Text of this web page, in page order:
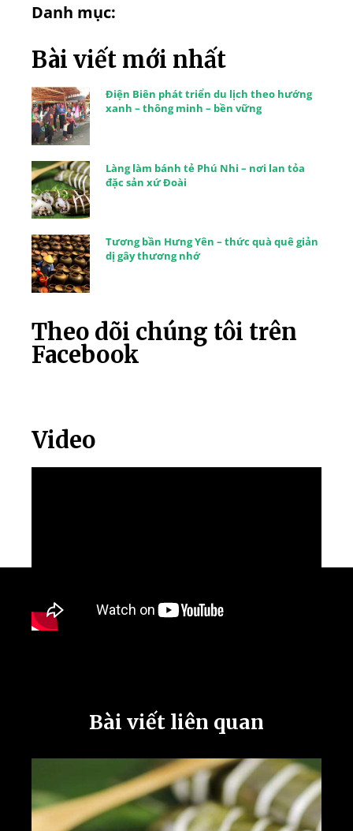
Danh mục:
Bài viết mới nhất
Điện Biên phát triển du lịch theo hướng
xanh – thông minh – bền vững
Làng làm bánh tẻ Phú Nhi – nơi lan tỏa
đặc sản xứ Đoài
Tương bần Hưng Yên – thức quà quê giản
dị gây thương nhớ
Theo dõi chúng tôi trên
Facebook
Video
Bài viết liên quan